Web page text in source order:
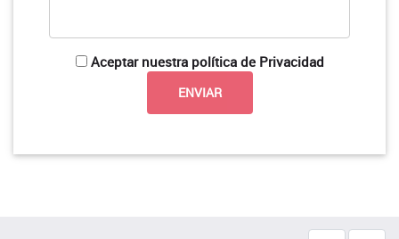
Aceptar nuestra política de Privacidad